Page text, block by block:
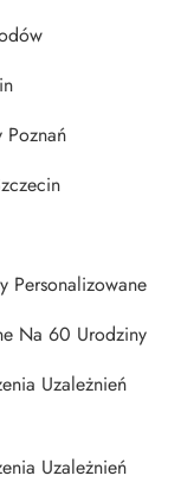
Poznań
Personalizowane
Na 60 Urodziny
Uzależnień
Uzależnień